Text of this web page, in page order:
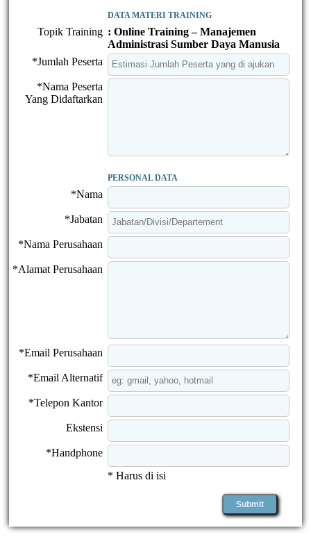
DATA MATERI TRAINING
Topik Training : Online Training – Manajemen
Administrasi Sumber Daya Manusia
*Jumlah Peserta
*Nama Peserta
Yang Didaftarkan
PERSONAL DATA
*Nama
*Jabatan
*Nama Perusahaan
*Alamat Perusahaan
*Email Perusahaan
*Email Alternatif
*Telepon Kantor
Ekstensi
*Handphone
* Harus di isi